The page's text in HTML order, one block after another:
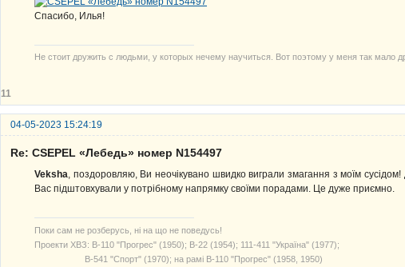
Спасибо, Илья!
Не стоит дружить с людьми, у которых нечему научиться. Вот поэтому у меня так мало
11
04-05-2023 15:24:19
Re: CSEPEL «Лебедь» номер N154497
Veksha, поздоровляю, Ви неочікувано швидко виграли змагання з моїм
Вас підштовхували у потрібному напрямку своїми порадами. Це дуже приємно.
Поки сам не розберусь, ні на що не поведусь!
Проекти ХВЗ: В-110 "Прогрес" (1950); В-22 (1954); 111-411 "Україна" (1977);
В-541 "Спорт" (1970); на рамі В-110 "Прогрес" (1958, 1950)